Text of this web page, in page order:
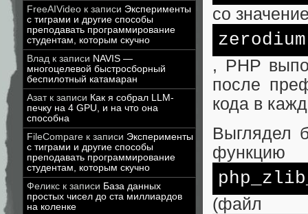
FreeAIVideo к записи Эксперименты
с тиграми и другие способы
преподавать программирование
студентам, которым скучно
Влад к записи NAVIS —
многоцелевой быстросборный
беспилотный катамаран
Азатк записи Как я собрал LLM-
печку на 4 GPU, и на что она
способна
FileCompare к записи Эксперименты
с тиграми и другие способы
преподавать программирование
студентам, которым скучно
Феликс к записи База данных
простых чисел до ста миллиардов
на коленке
со
zerodium
, PHP
после
кода в
Выглядел
функцию
(файл